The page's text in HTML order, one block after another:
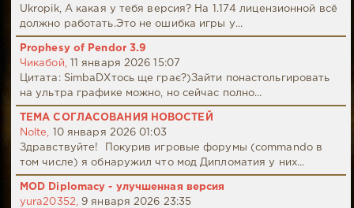
Ukropik, А какая у тебя версия? На 1.174 лицензионной всё
должно работать.Это не ошибка игры у...
Prophesy of Pendor 3.9
Чикабой,
11 января 2026 15:07
Цитата: SimbaDХтось ще грає?)Зайти понастольгировать
на ультра графике можно, но сейчас полно...
ТЕМА СОГЛАСОВАНИЯ НОВОСТЕЙ
Nolte,
10 января 2026 01:03
Здравствуйте! Покурив игровые форумы (commando в
том числе) я обнаружил что мод Дипломатия у них...
MOD Diplomacy - улучшенная версия
yura20352,
9 января 2026 23:35